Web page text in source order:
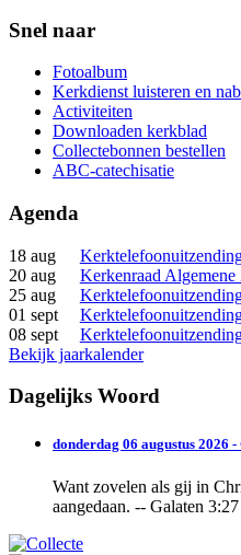
Snel naar
Fotoalbum
Kerkdienst luisteren en
Activiteiten
Downloaden kerkblad
Collectebonnen bestellen
ABC-catechisatie
Agenda
18 aug
20 aug
Kerkenraad Algemene
25 aug
01 sept
08 sept
Bekijk jaarkalender
Dagelijks Woord
donderdag 06 augustus 2026
Want zovelen als gij in
aangedaan. -- Galaten 3:27